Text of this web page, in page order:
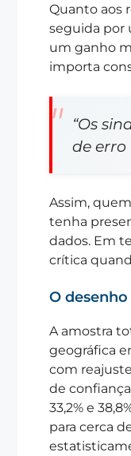
Quanto aos
seguida por
um ganho
importa
“Os
de erro
Assim,
tenha
dados. Em
crítica
O
A amostra
geográfica
com
de
33,2% e
para cerca